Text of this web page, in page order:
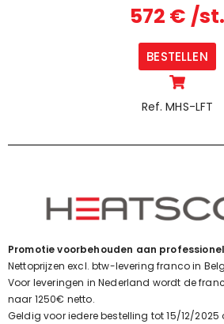
572 € /st.
BESTELLEN
Ref. MHS-LFT
Promotie voorbehouden aan
Nettoprijzen excl. btw-levering franco in
Voor leveringen in Nederland wordt de
naar 1250€ netto.
Geldig voor iedere bestelling tot 15/12/